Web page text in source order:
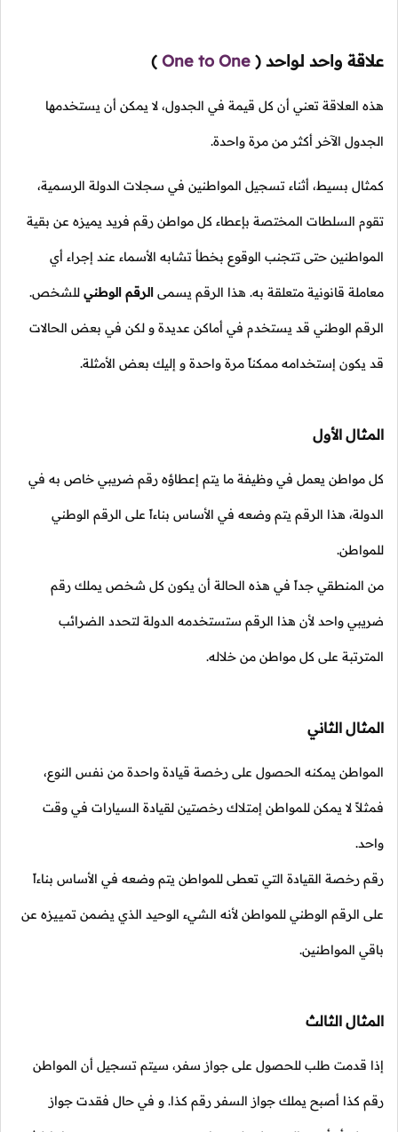
علاقة واحد لواحد (
One to One
)
هذه العلاقة تعني أن كل قيمة في الجدول، لا يمكن أن يستخدمها
الجدول الآخر أكثر من مرة واحدة.
كمثال بسيط، أثناء تسجيل المواطنين في سجلات الدولة الرسمية،
تقوم السلطات المختصة بإعطاء كل مواطن رقم فريد يميزه عن بقية
المواطنين حتى تتجنب الوقوع بخطأ تشابه الأسماء عند إجراء أي
معاملة قانونية متعلقة به. هذا الرقم يسمى الرقم الوطني للشخص.
الرقم الوطني قد يستخدم في أماكن عديدة و لكن في بعض الحالات
قد يكون إستخدامه ممكناً مرة واحدة و إليك بعض الأمثلة.
المثال الأول
كل مواطن يعمل في وظيفة ما يتم إعطاؤه رقم ضريبي خاص به في
الدولة، هذا الرقم يتم وضعه في الأساس بناءاً على الرقم الوطني
للمواطن.
من المنطقي جداً في هذه الحالة أن يكون كل شخص يملك رقم
ضريبي واحد لأن هذا الرقم ستستخدمه الدولة لتحدد الضرائب
المترتبة على كل مواطن من خلاله.
المثال الثاني
المواطن يمكنه الحصول على رخصة قيادة واحدة من نفس النوع،
فمثلاً لا يمكن للمواطن إمتلاك رخصتين لقيادة السيارات في وقت
واحد.
رقم رخصة القيادة التي تعطى للمواطن يتم وضعه في الأساس بناءاً
على الرقم الوطني للمواطن لأنه الشيء الوحيد الذي يضمن تمييزه عن
باقي المواطنين.
المثال الثالث
إذا قدمت طلب للحصول على جواز سفر، سيتم تسجيل أن المواطن
رقم كذا أصبح يملك جواز السفر رقم كذا. و في حال فقدت جواز